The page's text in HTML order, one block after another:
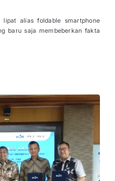
alias foldable smartphone
baru saja membeberkan fakta